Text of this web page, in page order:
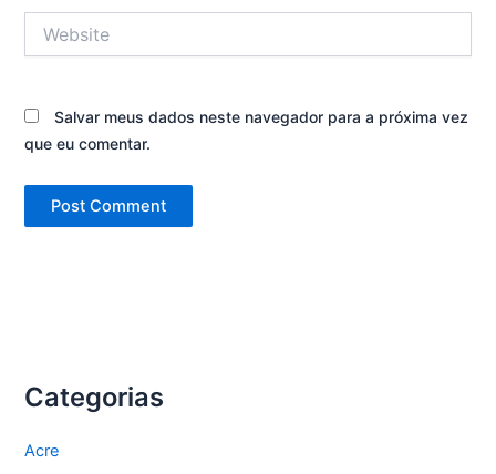
Salvar meus dados neste navegador para a próxima vez
que eu comentar.
Categorias
Acre